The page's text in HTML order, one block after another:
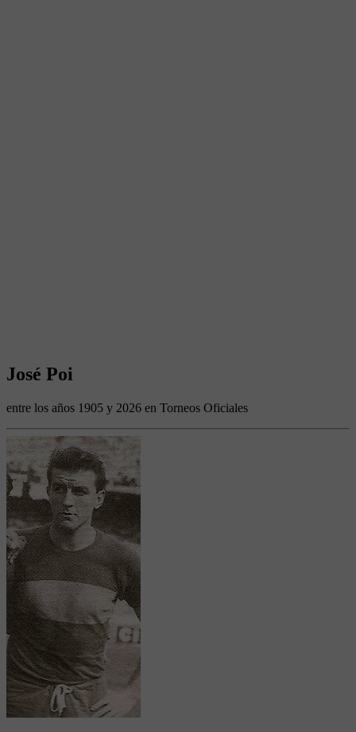
José Poi
entre los años 1905 y 2026 en Torneos Oficiales